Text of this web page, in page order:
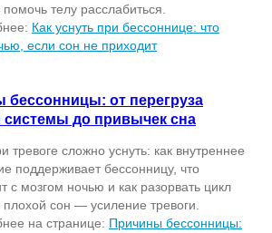
телу расслабиться.
Как уснуть при бессоннице: что
если сон не приходит
бессонницы: от перегруза
системы до привычек сна
тревоге сложно уснуть: как внутреннее
поддерживает бессонницу, что
с мозгом ночью и как разорвать цикл
сон — усиление тревоги.
на странице: Причины бессонницы: